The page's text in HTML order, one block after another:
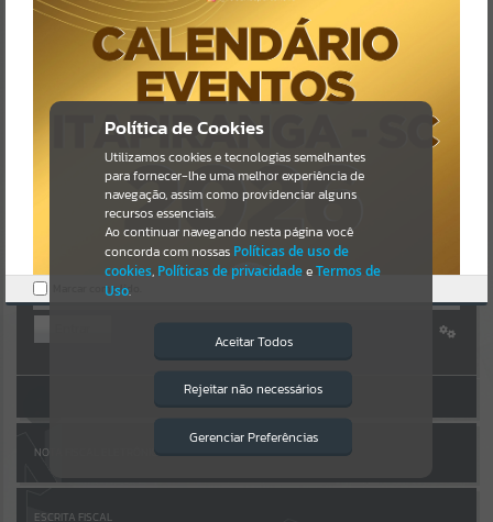
Resultados para""
Portais
Por favor, aguarde...
NOTÍCIAS
Por favor, aguarde...
Por favor, aguarde...
AUTOATENDIMENTO
ACESSAR SEM LOGIN
NOTA FISCAL ELETRÔNICA
ESCRITA FISCAL
Política de Cookies
Utilizamos cookies e tecnologias semelhantes
para fornecer-lhe uma melhor experiência de
navegação, assim como providenciar alguns
recursos essenciais.
Ao continuar navegando nesta página você
concorda com nossas Políticas de uso de
cookies, Políticas de privacidadeeTermos de
Uso.
Aceitar Todos
Rejeitar não necessários
Gerenciar Preferências
Isto significa que diversos recursos
providenciados poderão não estar
Marcar como lido.
Ocorreu um erro de script:
Uncaught SyntaxError: Unexpected token '('
https://itapiranga.atende.net/cidadao/pagina/static/bundle/wpo_ind
ex_2_base_l2_portal_editores_sync_5ee6ab314da47b307aa5942c383
44a63.js?v=1add8259:47
Verificar Mais Detalhes